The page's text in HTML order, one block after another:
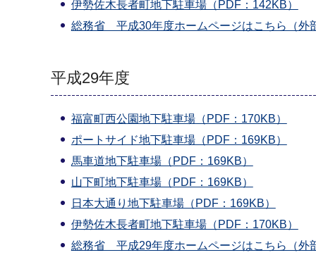
伊勢佐木長者町地下駐車場（PDF：142KB）
総務省 平成30年度ホームページはこちら（外
平成29年度
福富町西公園地下駐車場（PDF：170KB）
ポートサイド地下駐車場（PDF：169KB）
馬車道地下駐車場（PDF：169KB）
山下町地下駐車場（PDF：169KB）
日本大通り地下駐車場（PDF：169KB）
伊勢佐木長者町地下駐車場（PDF：170KB）
総務省 平成29年度ホームページはこちら（外